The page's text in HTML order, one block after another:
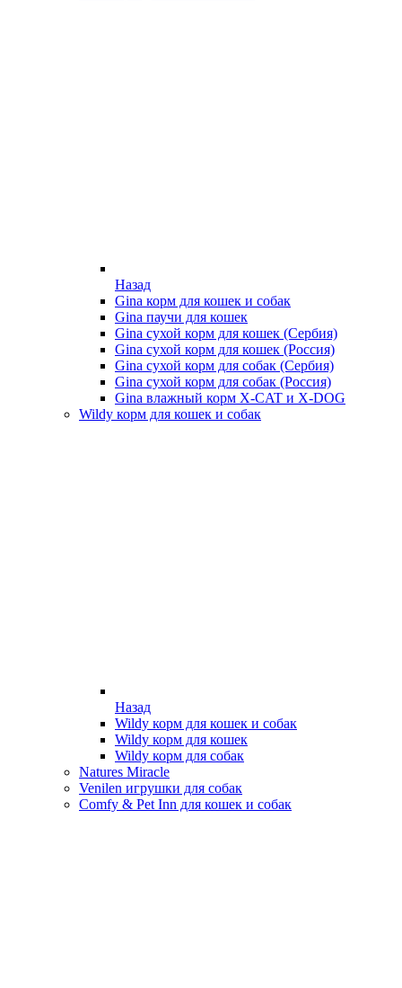
Назад
Gina корм для кошек и собак
Gina паучи для кошек
Gina сухой корм для кошек (Сербия)
Gina сухой корм для кошек (Россия)
Gina сухой корм для собак (Сербия)
Gina сухой корм для собак (Россия)
Gina влажный корм X-CAT и X-DOG
Wildy корм для кошек и собак
Назад
Wildy корм для кошек и собак
Wildy корм для кошек
Wildy корм для собак
Natures Miracle
Venilen игрушки для собак
Comfy & Pet Inn для кошек и собак